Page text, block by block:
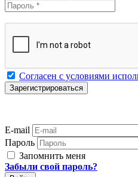
Согласен с условиями
E-mail
Пароль
Запомнить меня
Забыли свой пароль?